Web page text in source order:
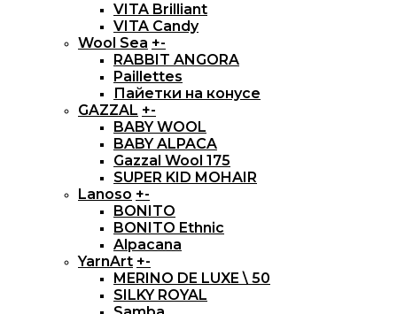
VITA Brilliant
VITA Candy
Wool Sea +-
RABBIT ANGORA
Paillettes
Пайетки на конусе
GAZZAL +-
BABY WOOL
BABY ALPACA
Gazzal Wool 175
SUPER KID MOHAIR
Lanoso +-
BONITO
BONITO Ethnic
Alpacana
YarnArt +-
MERINO DE LUXE \ 50
SILKY ROYAL